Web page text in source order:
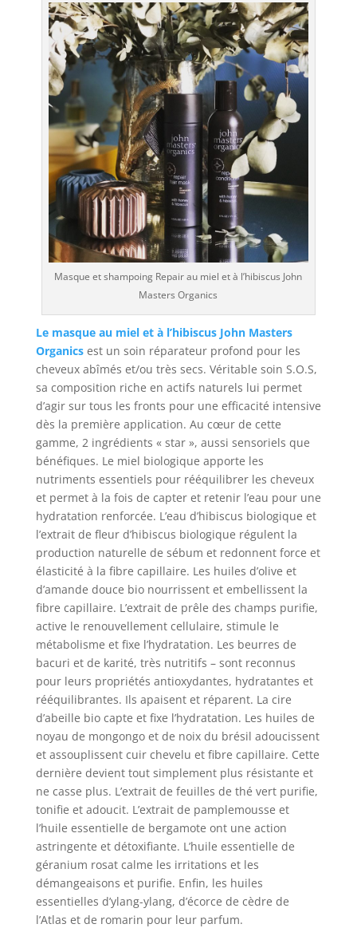
Masque et shampoing Repair au miel et à l’hibiscus John
Masters Organics
Le masque au miel et à l’hibiscus John Masters
Organicsest un soin réparateur profond pour les
cheveux abîmés et/ou très secs. Véritable soin S.O.S,
sa composition riche en actifs naturels lui permet
d’agir sur tous les fronts pour une efficacité intensive
dès la première application. Au cœur de cette
gamme, 2 ingrédients « star », aussi sensoriels que
bénéfiques. Le miel biologique apporte les
nutriments essentiels pour rééquilibrer les cheveux
et permet à la fois de capter et retenir l’eau pour une
hydratation renforcée. L’eau d’hibiscus biologique et
l’extrait de fleur d’hibiscus biologique régulent la
production naturelle de sébum et redonnent force et
élasticité à la fibre capillaire. Les huiles d’olive et
d’amande douce bio nourrissent et embellissent la
fibre capillaire. L’extrait de prêle des champs purifie,
active le renouvellement cellulaire, stimule le
métabolisme et fixe l’hydratation. Les beurres de
bacuri et de karité, très nutritifs – sont reconnus
pour leurs propriétés antioxydantes, hydratantes et
rééquilibrantes. Ils apaisent et réparent. La cire
d’abeille bio capte et fixe l’hydratation. Les huiles de
noyau de mongongo et de noix du brésil adoucissent
et assouplissent cuir chevelu et fibre capillaire. Cette
dernière devient tout simplement plus résistante et
ne casse plus. L’extrait de feuilles de thé vert purifie,
tonifie et adoucit. L’extrait de pamplemousse et
l’huile essentielle de bergamote ont une action
astringente et détoxifiante. L’huile essentielle de
géranium rosat calme les irritations et les
démangeaisons et purifie. Enfin, les huiles
essentielles d’ylang-ylang, d’écorce de cèdre de
l’Atlas et de romarin pour leur parfum.